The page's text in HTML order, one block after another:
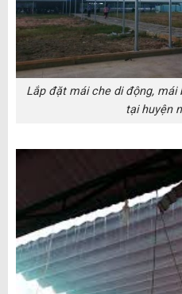
Lắp đặt mái che di động, mái
tại huyện